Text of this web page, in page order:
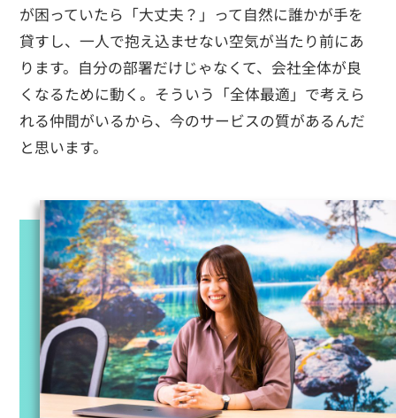
が困っていたら「大丈夫？」って自然に誰かが手を
貸すし、一人で抱え込ませない空気が当たり前にあ
ります。自分の部署だけじゃなくて、会社全体が良
くなるために動く。そういう「全体最適」で考えら
れる仲間がいるから、今のサービスの質があるんだ
と思います。